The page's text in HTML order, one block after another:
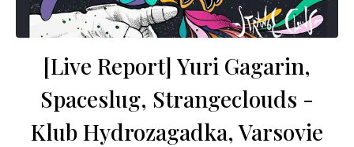
[Live Report] Yuri Gagarin,
Spaceslug, Strangeclouds -
Klub Hydrozagadka, Varsovie